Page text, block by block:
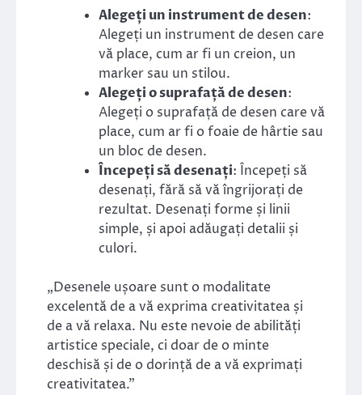
Alegeți un instrument de desen:
Alegeți un instrument de desen care
vă place, cum ar fi un creion, un
marker sau un stilou.
Alegeți o suprafață de desen:
Alegeți o suprafață de desen care vă
place, cum ar fi o foaie de hârtie sau
un bloc de desen.
Începeți să desenați: Începeți să
desenați, fără să vă îngrijorați de
rezultat. Desenați forme și linii
simple, și apoi adăugați detalii și
culori.
„Desenele ușoare sunt o modalitate
excelentă de a vă exprima creativitatea și
de a vă relaxa. Nu este nevoie de abilități
artistice speciale, ci doar de o minte
deschisă și de o dorință de a vă exprimați
creativitatea.”